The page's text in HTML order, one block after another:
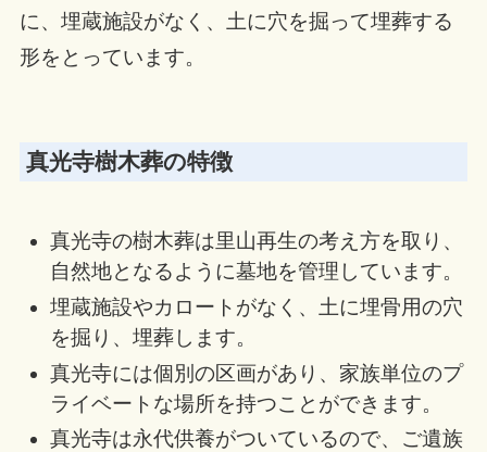
に、埋蔵施設がなく、土に穴を掘って埋葬する
形をとっています。
真光寺樹木葬の特徴
真光寺の樹木葬は里山再生の考え方を取り、
自然地となるように墓地を管理しています。
埋蔵施設やカロートがなく、土に埋骨用の穴
を掘り、埋葬します。
真光寺には個別の区画があり、家族単位のプ
ライベートな場所を持つことができます。
真光寺は永代供養がついているので、ご遺族